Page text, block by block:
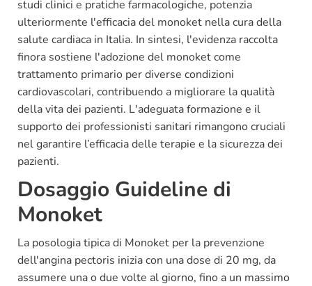
studi clinici e pratiche farmacologiche, potenzia
ulteriormente l'efficacia del monoket nella cura della
salute cardiaca in Italia. In sintesi, l'evidenza raccolta
finora sostiene l'adozione del monoket come
trattamento primario per diverse condizioni
cardiovascolari, contribuendo a migliorare la qualità
della vita dei pazienti. L'adeguata formazione e il
supporto dei professionisti sanitari rimangono cruciali
nel garantire l’efficacia delle terapie e la sicurezza dei
pazienti.
Dosaggio Guideline di
Monoket
La posologia tipica di Monoket per la prevenzione
dell'angina pectoris inizia con una dose di 20 mg, da
assumere una o due volte al giorno, fino a un massimo